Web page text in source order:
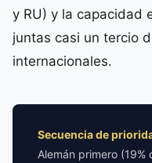
y RU) y la capacidad
juntas casi un tercio
internacionales.
Secuencia de
Alemán primero